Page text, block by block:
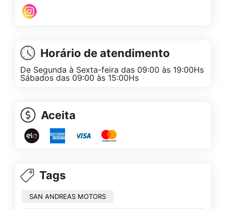
Horário de atendimento
De Segunda à Sexta-feira das 09:00 às 19:00Hs
Sábados das 09:00 às 15:00Hs
Aceita
Tags
SAN ANDREAS MOTORS